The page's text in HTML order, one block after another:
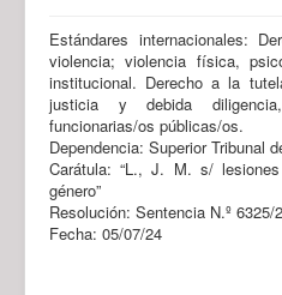
Estándares internacionales:
violencia; violencia física,
institucional. Derecho a la
justicia y debida
funcionarias/os públicas/os.
Dependencia: Superior Tribunal
Carátula: “L., J. M. s/
género”
Resolución: Sentencia N.º 6325/
Fecha: 05/07/24